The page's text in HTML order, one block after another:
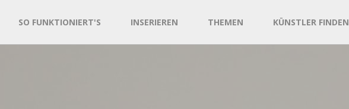
SO FUNKTIONIERT'S INSERIEREN THEMEN KÜNSTLER FINDEN